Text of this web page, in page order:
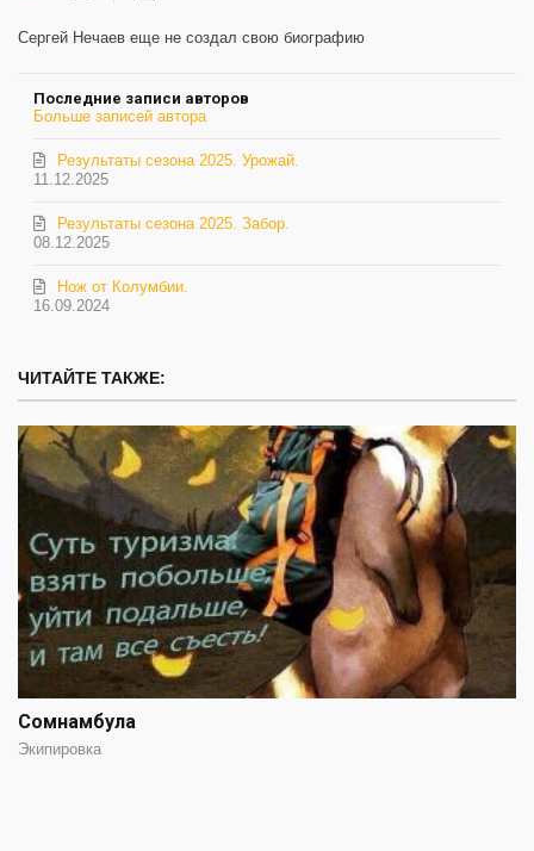
обновление
Сергей Нечаев еще не создал свою биографию
Последние записи авторов
Больше записей автора
11.12.2025
Результаты сезона 2025. Урожай.
08.12.2025
Результаты сезона 2025. Забор.
16.09.2024
Нож от Колумбии.
ЧИТАЙТЕ ТАКЖЕ:
Сомнамбула
Экипировка